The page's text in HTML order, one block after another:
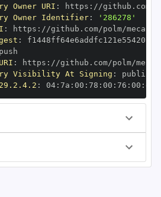
Owner URI : https :
Owner Identifier:
'286278'
: https : //github.com/polm/mecab
:
: https : //github.com/polm/mecab
Visibility At Signing :
: 04: 7a : 00 : 78 : 00 : 76 : 00 : dd